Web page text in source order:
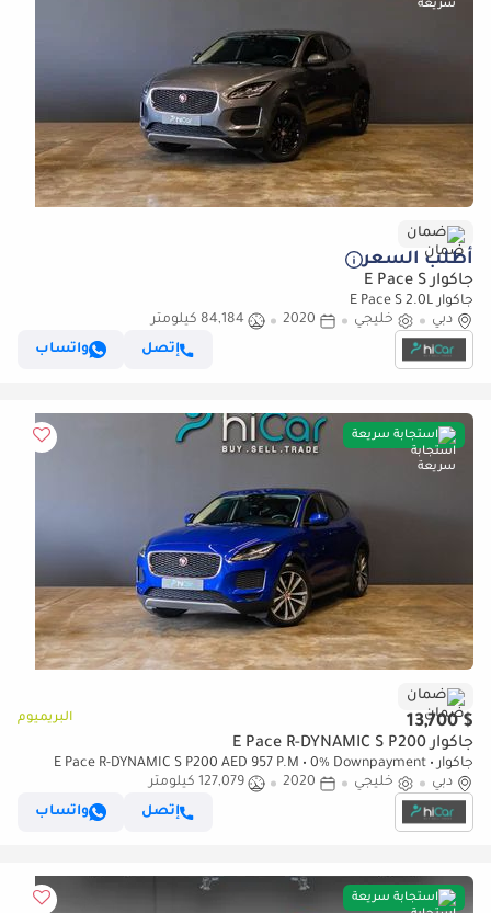
ضمان
أطلب السعر
جاكوار E Pace S
جاكوار E Pace S 2.0L
دبي
خليجي 2020
84,184 كيلومتر
إتصل
واتساب
استجابة سريعة
ضمان
$ 13,700 البريميوم
جاكوار E Pace R-DYNAMIC S P200
جاكوار E Pace R-DYNAMIC S P200 AED 957 P.M • 0% Downpayment •
Jaguar E-Pace S+ • 1 Year Warranty
دبي خليجي 2020
127,079 كيلومتر
إتصل
واتساب
استجابة سريعة